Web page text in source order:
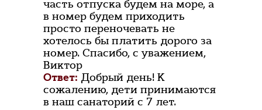
часть отпуска будем на море, а
в номер будем приходить
просто переночевать не
хотелось бы платить дорого за
номер. Спасибо, с уважением,
Виктор
Ответ: Добрый день! К
сожалению, дети принимаются
в наш санаторий с 7 лет.